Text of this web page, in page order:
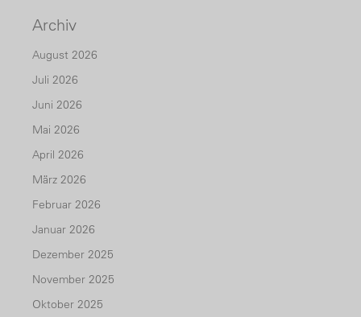
Archiv
August 2026
Juli 2026
Juni 2026
Mai 2026
April 2026
März 2026
Februar 2026
Januar 2026
Dezember 2025
November 2025
Oktober 2025